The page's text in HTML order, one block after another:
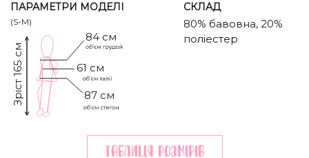
ПАРАМЕТРИ МОДЕЛІ
(S-M)
84 см
Зріст 165 см 61 см
87 см
CКЛАД
80% бавовна, 20%
поліестер
Таблиця розмiрiв